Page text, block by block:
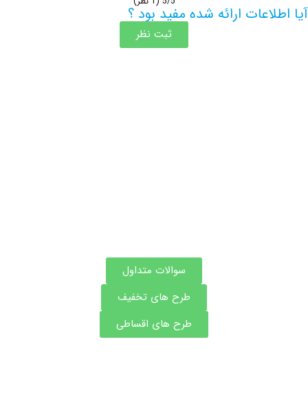
ارائه شده مفید بود ؟
ثبت نظر
سوالات متداول
طرح های تخفیف
طرح های اقساطی